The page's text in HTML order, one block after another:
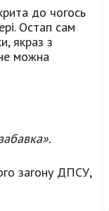
до чогось
Остап сам
якраз з
можна
загону ДПСУ,